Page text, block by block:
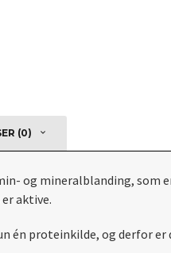
(0)
og mineralblanding, som
aktive.
én proteinkilde, og derfor